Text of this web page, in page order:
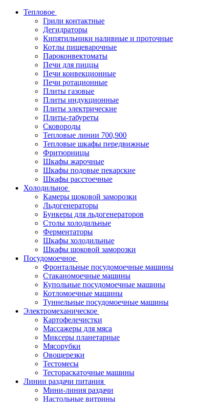
Тепловое
Грили контактные
Дегидраторы
Кипятильники наливные и проточные
Котлы пищеварочные
Пароконвектоматы
Печи для пиццы
Печи конвекционные
Печи ротационные
Плиты газовые
Плиты индукционные
Плиты электрические
Плиты-табуреты
Сковороды
Тепловые линии 700,900
Тепловые шкафы передвижные
Фритюрницы
Шкафы жарочные
Шкафы подовые пекарские
Шкафы расстоечные
Холодильное
Камеры шоковой заморозки
Льдогенераторы
Бункеры для льдогенераторов
Столы холодильные
Ферментаторы
Шкафы холодильные
Шкафы шоковой заморозки
Посудомоечное
Фронтальные посудомоечные машины
Стаканомоечные машины
Купольные посудомоечные машины
Котломоечные машины
Туннельные посудомоечные машины
Электромеханическое
Картофелечистки
Массажеры для мяса
Миксеры планетарные
Мясорубки
Овощерезки
Тестомесы
Тестораскаточные машины
Линии раздачи питания
Мини-линия раздачи
Настольные витрины